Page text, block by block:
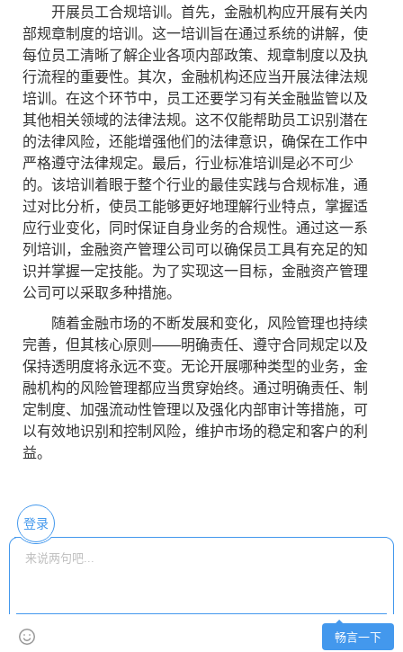
开展员工合规培训。首先，金融机构应开展有关内
部规章制度的培训。这一培训旨在通过系统的讲解，使
每位员工清晰了解企业各项内部政策、规章制度以及执
行流程的重要性。其次，金融机构还应当开展法律法规
培训。在这个环节中，员工还要学习有关金融监管以及
其他相关领域的法律法规。这不仅能帮助员工识别潜在
的法律风险，还能增强他们的法律意识，确保在工作中
严格遵守法律规定。最后，行业标准培训是必不可少
的。该培训着眼于整个行业的最佳实践与合规标准，通
过对比分析，使员工能够更好地理解行业特点，掌握适
应行业变化，同时保证自身业务的合规性。通过这一系
列培训，金融资产管理公司可以确保员工具有充足的知
识并掌握一定技能。为了实现这一目标，金融资产管理
公司可以采取多种措施。
随着金融市场的不断发展和变化，风险管理也持续
完善，但其核心原则——明确责任、遵守合同规定以及
保持透明度将永远不变。无论开展哪种类型的业务，金
融机构的风险管理都应当贯穿始终。通过明确责任、制
定制度、加强流动性管理以及强化内部审计等措施，可
以有效地识别和控制风险，维护市场的稳定和客户的利
益。
登录
畅言一下